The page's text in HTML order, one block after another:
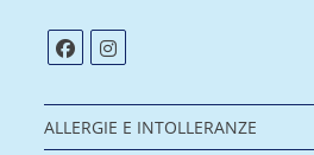
ALLERGIE E INTOLLERANZE